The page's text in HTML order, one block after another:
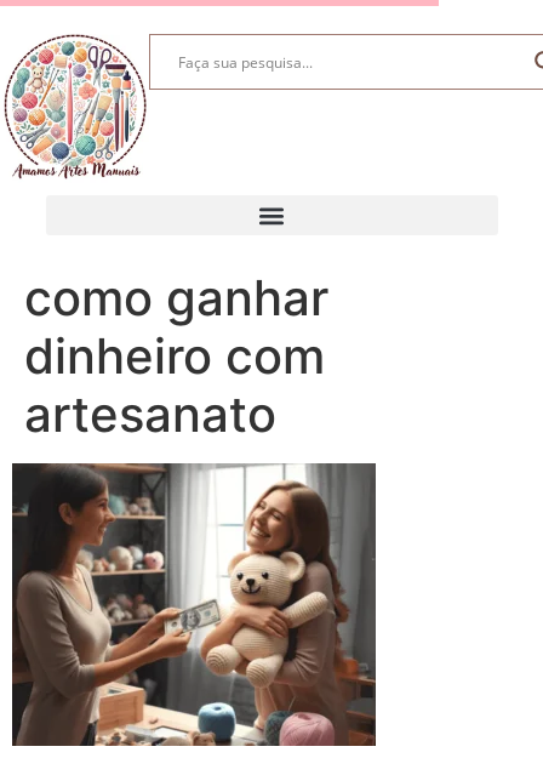
como ganhar
dinheiro com
artesanato